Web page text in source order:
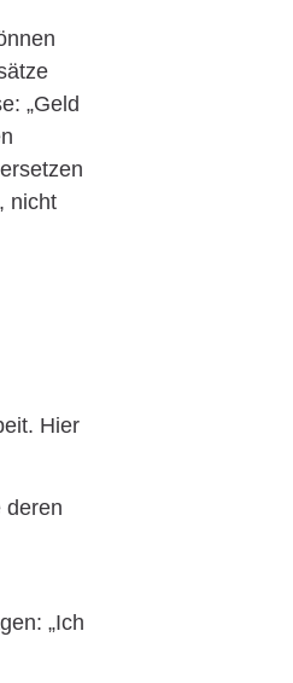
„Geld
nicht
Hier
deren
„Ich